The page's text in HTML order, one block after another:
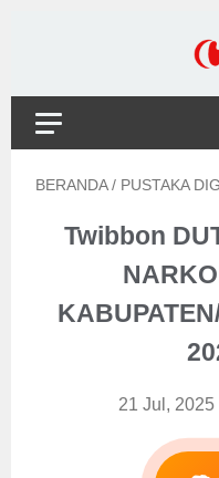
BERANDA / PUSTAKA
Twibbon
21 Jul, 2025